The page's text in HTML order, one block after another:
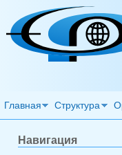
Перейти к основному
Главная Структура
Навигация